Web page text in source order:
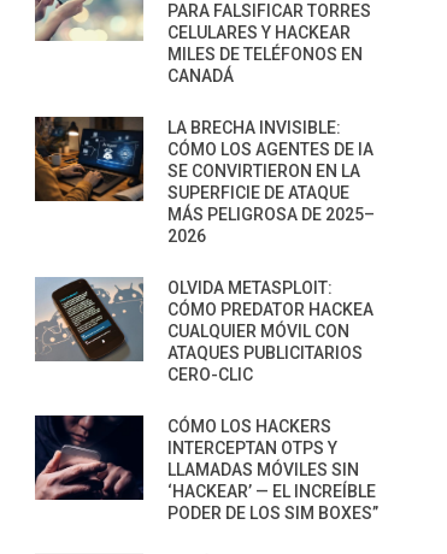
PARA FALSIFICAR TORRES
CELULARES Y HACKEAR
MILES DE TELÉFONOS EN
CANADÁ
LA BRECHA INVISIBLE:
CÓMO LOS AGENTES DE IA
SE CONVIRTIERON EN LA
SUPERFICIE DE ATAQUE
MÁS PELIGROSA DE 2025–
2026
OLVIDA METASPLOIT:
CÓMO PREDATOR HACKEA
CUALQUIER MÓVIL CON
ATAQUES PUBLICITARIOS
CERO-CLIC
CÓMO LOS HACKERS
INTERCEPTAN OTPS Y
LLAMADAS MÓVILES SIN
‘HACKEAR’ — EL INCREÍBLE
PODER DE LOS SIM BOXES”